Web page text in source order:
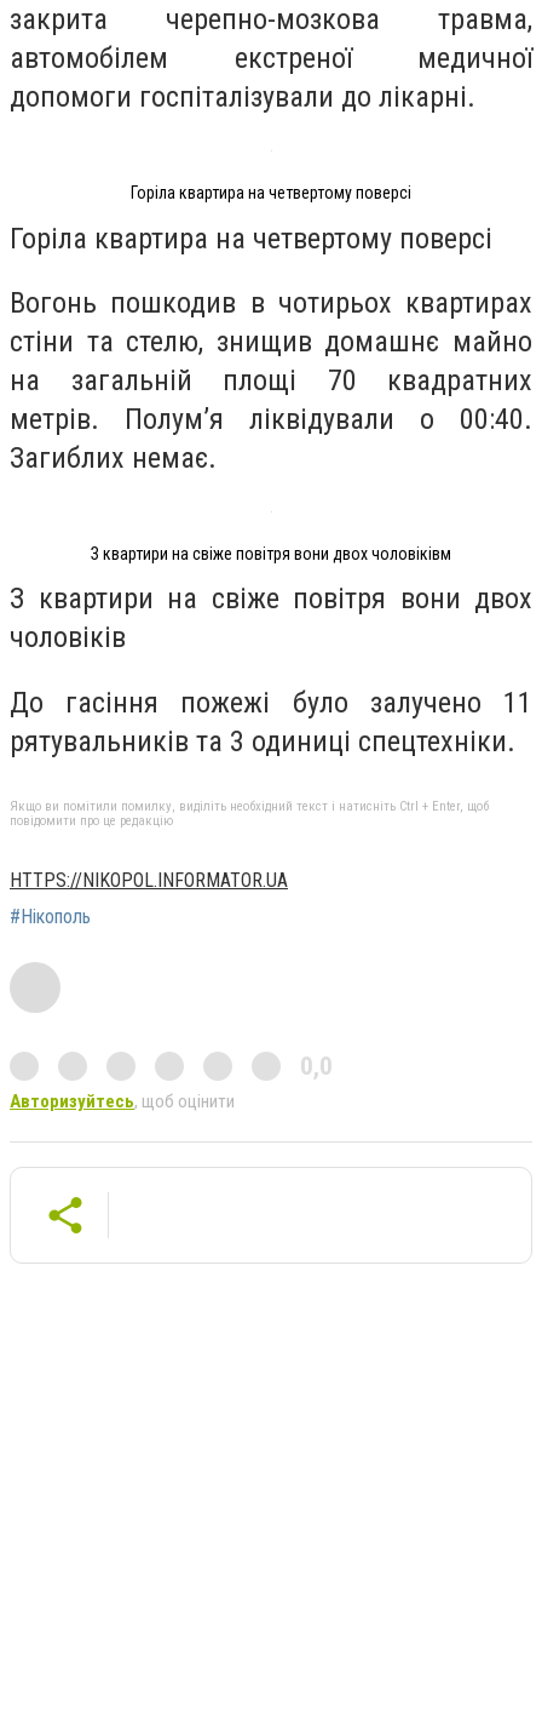
закрита черепно-мозкова травма,
автомобілем екстреної медичної
допомоги госпіталізували до лікарні.
Горіла квартира на четвертому поверсі
Горіла квартира на четвертому поверсі
Вогонь пошкодив в чотирьох квартирах
стіни та стелю, знищив домашнє майно
на загальній площі 70 квадратних
метрів. Полум’я ліквідували о 00:40.
Загиблих немає.
З квартири на свіже повітря вони двох чоловіківм
З квартири на свіже повітря вони двох
чоловіків
До гасіння пожежі було залучено 11
рятувальників та 3 одиниці спецтехніки.
Якщо ви помітили помилку, виділіть необхідний текст і натисніть Ctrl + Enter, щоб
повідомити про це редакцію
HTTPS://NIKOPOL.INFORMATOR.UA
#Нікополь
0,0
Авторизуйтесь, щоб оцінити